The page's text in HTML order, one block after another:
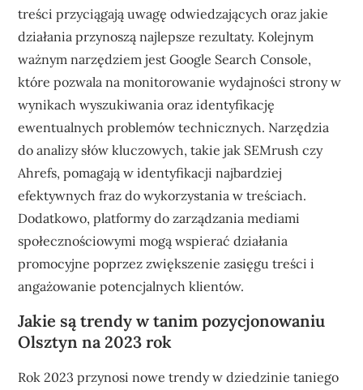
treści przyciągają uwagę odwiedzających oraz jakie
działania przynoszą najlepsze rezultaty. Kolejnym
ważnym narzędziem jest Google Search Console,
które pozwala na monitorowanie wydajności strony w
wynikach wyszukiwania oraz identyfikację
ewentualnych problemów technicznych. Narzędzia
do analizy słów kluczowych, takie jak SEMrush czy
Ahrefs, pomagają w identyfikacji najbardziej
efektywnych fraz do wykorzystania w treściach.
Dodatkowo, platformy do zarządzania mediami
społecznościowymi mogą wspierać działania
promocyjne poprzez zwiększenie zasięgu treści i
angażowanie potencjalnych klientów.
Jakie są trendy w tanim pozycjonowaniu
Olsztyn na 2023 rok
Rok 2023 przynosi nowe trendy w dziedzinie taniego